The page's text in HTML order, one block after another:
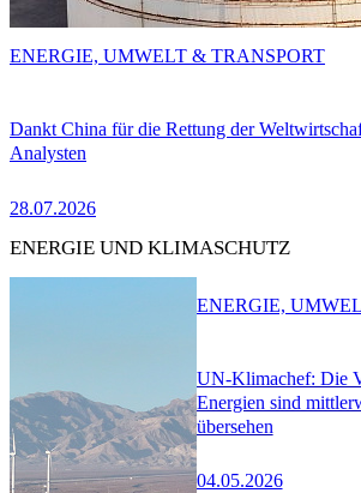
Dankt China für die Rettung der
Analysten
28.07.2026
ENERGIE, UMWELT & TRANSPORT
ENERGIE UND KLIMASCHUTZ
UN-Klimachef: Die
Energien sind
übersehen
04.05.2026
ENERGIE,